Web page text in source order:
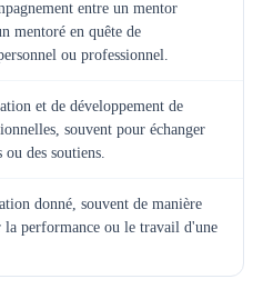
entre un mentor
mentoré en quête de
ou professionnel.
et de développement de
souvent pour échanger
des soutiens.
donné, souvent de manière
la performance ou le travail d'une